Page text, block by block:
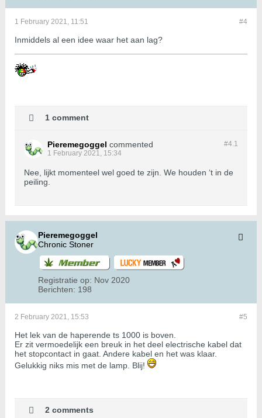
#4
1 February 2021, 11:51
Inmiddels al een idee waar het aan lag?
1 comment
#4.1
Pieremegoggel commented
1 February 2021, 15:34
Nee, lijkt momenteel wel goed te zijn. We houden ‘t in de
peiling.
Pieremegoggel
Chronic Stoner
Registratie op: Nov 2020
Berichten: 198
#5
2 February 2021, 15:53
Het lek van de haperende ts 1000 is boven.
Er zit vermoedelijk een breuk in het deel electrische kabel dat
het stopcontact in gaat. Andere kabel en het was klaar.
Gelukkig niks mis met de lamp. Blij!
2 comments